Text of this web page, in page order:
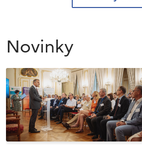
Novinky